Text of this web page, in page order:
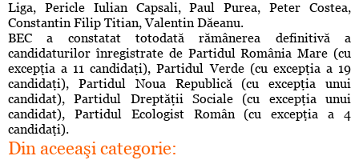
Liga, Pericle Iulian Capsali, Paul Purea, Peter Costea,
Constantin Filip Titian, Valentin Dăeanu.
BEC a constatat totodată rămânerea definitivă a
candidaturilor înregistrate de Partidul România Mare (cu
excepţia a 11 candidaţi), Partidul Verde (cu excepţia a 19
candidaţi), Partidul Noua Republică (cu excepţia unui
candidat), Partidul Dreptăţii Sociale (cu excepţia unui
candidat), Partidul Ecologist Român (cu excepţia a 4
candidaţi).
Din aceeaşi categorie: